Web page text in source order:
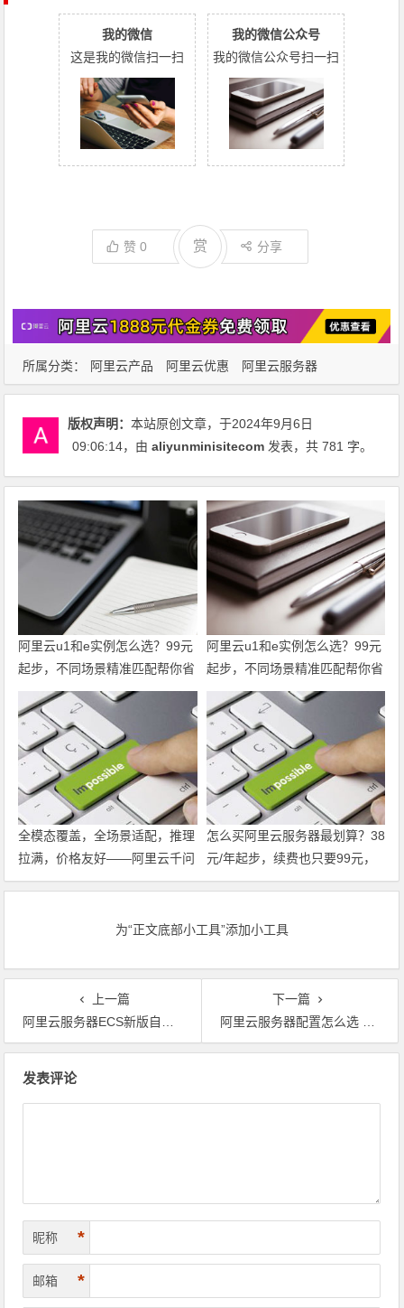
我的微信
这是我的微信扫一扫
我的微信公众号
我的微信公众号扫一扫
赞0 赏 分享
所属分类： 阿里云产品 阿里云优惠 阿里云服务器
版权声明：本站原创文章，于2024年9月6日
09:06:14，由aliyunminisitecom 发表，共 781 字。
阿里云u1和e实例怎么选？99元
起步，不同场景精准匹配帮你省
到位 领代金券
阿里云u1和e实例怎么选？99元
起步，不同场景精准匹配帮你省
全模态覆盖，全场景适配，推理
拉满，价格友好——阿里云千问
大模型，企业AI落地，选它就对
怎么买阿里云服务器最划算？38
元/年起步，续费也只要99元，
这份省钱攻略请收好 领代金券
为“正文底部小工具”添加小工具
上一篇
阿里云服务器ECS新版自定义购买上线，更快速更方便
下一篇
阿里云服务器配置怎么选 阿里云服务器配置推荐及活动价格参考
发表评论
昵称 *
邮箱 *